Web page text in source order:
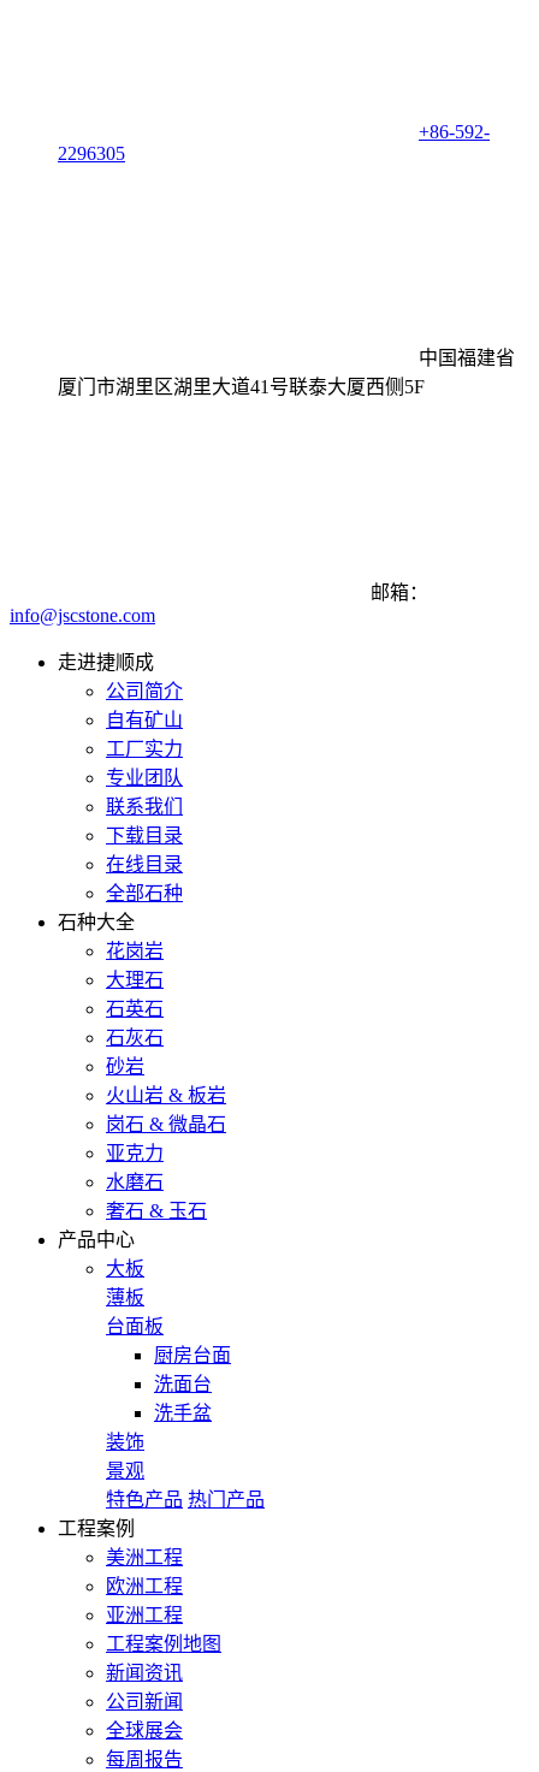
+86-592-
2296305
中国福建省
厦门市湖里区湖里大道41号联泰大厦西侧5F
邮箱：
info@jscstone.com
走进捷顺成
公司简介
自有矿山
工厂实力
专业团队
联系我们
下载目录
在线目录
全部石种
石种大全
花岗岩
大理石
石英石
石灰石
砂岩
火山岩 & 板岩
岗石 & 微晶石
亚克力
水磨石
奢石 & 玉石
产品中心
大板
薄板
台面板
厨房台面
洗面台
洗手盆
装饰
景观
特色产品 热门产品
工程案例
美洲工程
欧洲工程
亚洲工程
工程案例地图
新闻资讯
公司新闻
全球展会
每周报告